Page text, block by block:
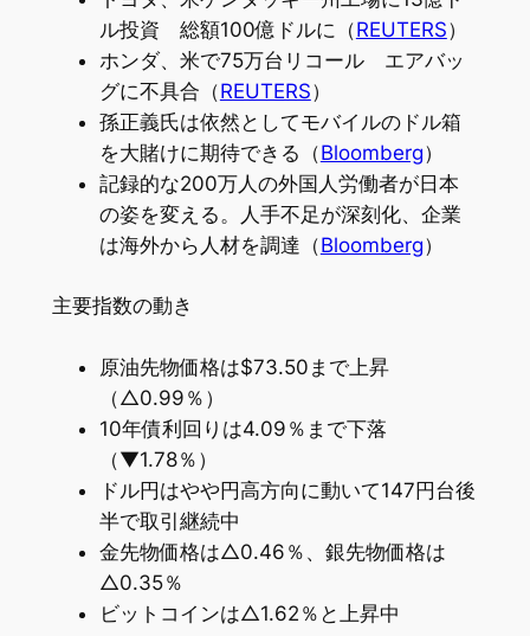
ル投資 総額100億ドルに（REUTERS）
ホンダ、米で75万台リコール エアバッ
グに不具合（REUTERS）
孫正義氏は依然としてモバイルのドル箱
を大賭けに期待できる（Bloomberg）
記録的な200万人の外国人労働者が日本
の姿を変える。人手不足が深刻化、企業
は海外から人材を調達（Bloomberg）
主要指数の動き
原油先物価格は$73.50まで上昇
（△0.99％）
10年債利回りは4.09％まで下落
（▼1.78％）
ドル円はやや円高方向に動いて147円台後
半で取引継続中
金先物価格は△0.46％、銀先物価格は
△0.35％
ビットコインは△1.62％と上昇中